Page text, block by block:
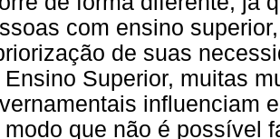
com ensino
de suas
Ensino Superior, muitas
influenciam
modo que não é possível